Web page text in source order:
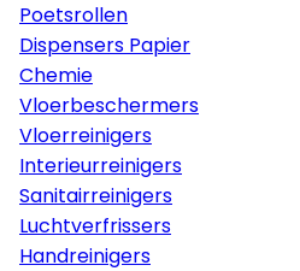
Poetsrollen
Dispensers Papier
Chemie
Vloerbeschermers
Vloerreinigers
Interieurreinigers
Sanitairreinigers
Luchtverfrissers
Handreinigers